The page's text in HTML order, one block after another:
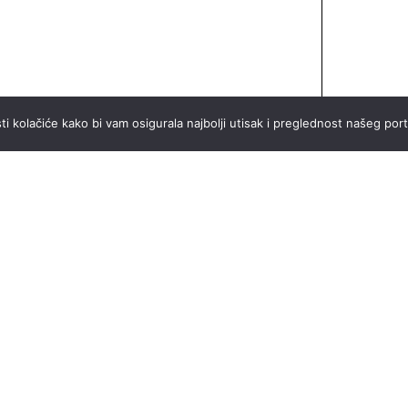
kolačiće kako bi vam osigurala najbolji utisak i preglednost našeg